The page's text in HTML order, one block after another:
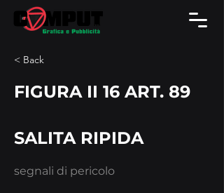
< Back
FIGURA II 16 ART. 89
SALITA RIPIDA
segnali di pericolo